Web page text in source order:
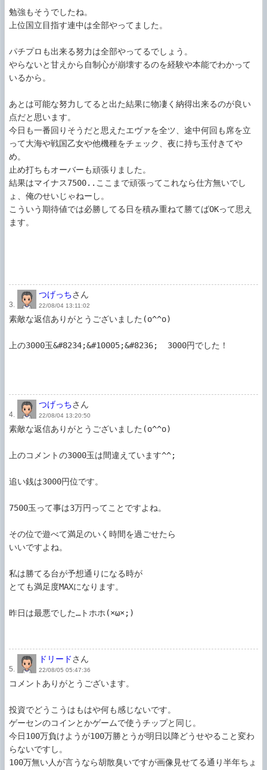
勉強もそうでしたね。
上位国立目指す連中は全部やってました。
パチプロも出来る努力は全部やってるでしょう。
やらないと甘えから自制心が崩壊するのを経験や本能でわかって
いるから。
あとは可能な努力してると出た結果に物凄く納得出来るのが良い
点だと思います。
今日も一番回りそうだと思えたエヴァを全ツ、途中何回も席を立
って大海や戦国乙女や他機種をチェック、夜に持ち玉付きてや
め。
止め打ちもオーバーも頑張りました。
結果はマイナス7500..ここまで頑張ってこれなら仕方無いでし
ょ、俺のせいじゃねーし。
こういう期待値では必勝してる日を積み重ねて勝てばOKって思え
ます。
3.
つげっちさん
22/08/04 13:11:02
素敵な返信ありがとうございました(o^^o)
上の3000玉&#8234;&#10005;&#8236;  3000円でした！
4.
つげっちさん
22/08/04 13:20:50
素敵な返信ありがとうございました(o^^o)
上のコメントの3000玉は間違えています^^;
追い銭は3000円位です。
7500玉って事は3万円ってことですよね。
その位で遊べて満足のいく時間を過ごせたら
いいですよね。
私は勝てる台が予想通りになる時が
とても満足度MAXになります。
昨日は最悪でした…トホホ(×ω×;)
5.
ドリードさん
22/08/05 05:47:36
コメントありがとうございます。
投資でどうこうはもはや何も感じないです。
ゲーセンのコインとかゲームで使うチップと同じ。
今日100万負けようが100万勝とうが明日以降どうせやること変わ
らないですし。
100万無い人が言うなら胡散臭いですが画像見せてる通り半年ちょ